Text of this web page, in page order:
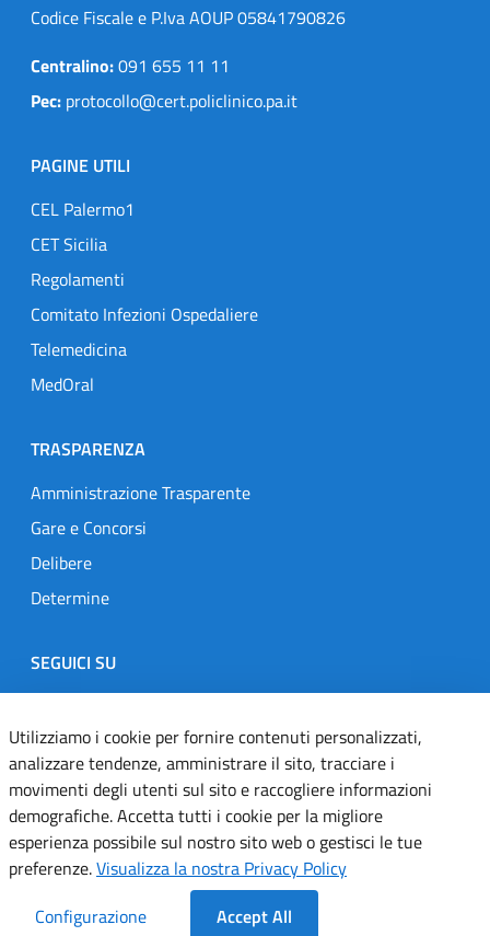
Codice Fiscale e P.Iva AOUP 05841790826
Centralino:091 655 11 11
Pec: protocollo@cert.policlinico.pa.it
PAGINE UTILI
CEL Palermo1
CET Sicilia
Regolamenti
Comitato Infezioni Ospedaliere
Telemedicina
MedOral
TRASPARENZA
Amministrazione Trasparente
Gare e Concorsi
Delibere
Determine
SEGUICI SU
Designers Italia
TwitterInstagramYoutubeLinkedin
Dichiarazione di accessibilità
Informativa cookie
Utilizziamo i cookie per fornire contenuti personalizzati,
analizzare tendenze, amministrare il sito, tracciare i
movimenti degli utenti sul sito e raccogliere informazioni
demografiche. Accetta tutti i cookie per la migliore
esperienza possibile sul nostro sito web o gestisci le tue
preferenze.Visualizza la nostra Privacy Policy
Configurazione
Accept All